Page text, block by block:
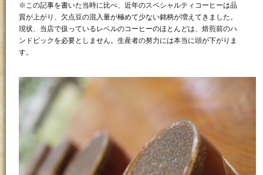
※この記事を書いた当時に比べ、近年のスペシャルティコーヒーは品
質が上がり、欠点豆の混入量が極めて少ない銘柄が増えてきました。
現状、当店で扱っているレベルのコーヒーのほとんどは、焙煎前のハ
ンドピックを必要としません。生産者の努力には本当に頭が下がりま
す。